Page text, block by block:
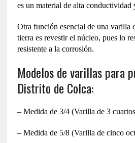
es un material de alta conductividad
Otra función esencial de una varilla
tierra es revestir el núcleo, pues lo
resistente a la corrosión.
Modelos de varillas para
Distrito de Colca:
– Medida de 3/4 (Varilla de 3
– Medida de 5/8 (Varilla de cinco